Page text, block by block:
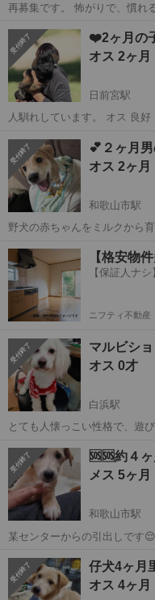
再募集です。 怖がりで、慣れ
散歩やお世話が難しく、散歩
ってくれる方、またトイレも場
和歌山 紀の川市 粉河駅
❤️2ヶ月の
オス 2ヶ月
日前宮駅
人馴れしています。 オス 良好 ワクチン6種済み 室内飼育出来る方お
らから出向いての譲渡になり
い🙇‍♀️ 家族👪の一...
和歌山 和歌山市 日前宮
💕２ヶ月
オス 2ヶ月
和歌山市駅
野犬の赤ちゃんをミルクから
いします キャンセルの場合も
和歌山 和歌山市 和歌
【格安物
【保証人ナ
ニフティ不動産
マルビショ
オス 0才
白浜駅
とても人懐っこい性格で、遊
元気いっぱいです！ 可愛がってきましたが、環境が変わり一緒にいる
のが難しく...
和歌山 西牟婁郡 白浜駅
🆘️🆘️約４
メス 5ヶ月
和歌山市駅
某センターからの引出しです😌 女の子🎀♀ もぅ少しで５ヶ月になりま
済 キャンセルの場合も御連絡下さい🙇 内容聞くだけ聞いて返答なしは
和歌山 和歌山市 和歌
仔犬4ヶ月
オス 4ヶ月